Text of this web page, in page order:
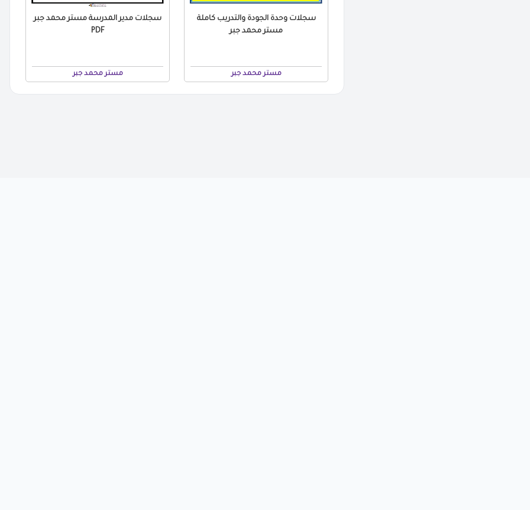
سجلات وحدة الجودة والتدريب كاملة
مستر محمد جبر
مستر محمد جبر
سجلات مدير المدرسة مستر محمد جبر
PDF
مستر محمد جبر